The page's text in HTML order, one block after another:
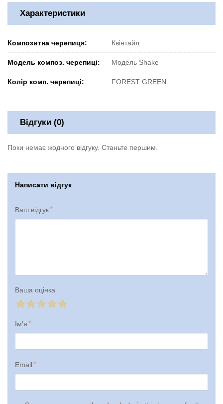
Характеристики
Композитна черепиця: Квінтайл
Модель композ. черепиці: Модель Shake
Колір комп. черепиці: FOREST GREEN
Відгуки (0)
Поки немає жодного відгуку. Станьте першим.
Написати відгук
Ваш відгук
Ваша оцінка
Ім'я
Email